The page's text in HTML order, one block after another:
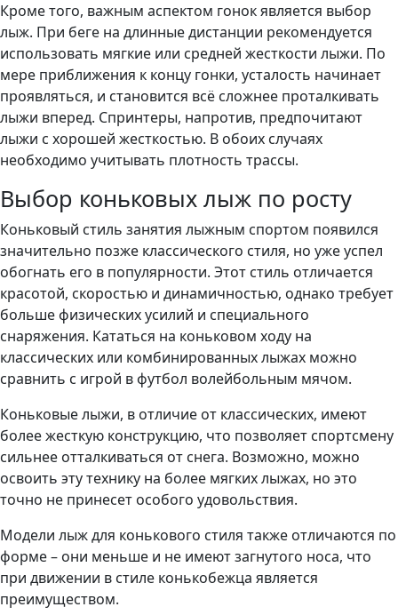
Кроме того, важным аспектом гонок является выбор
лыж. При беге на длинные дистанции рекомендуется
использовать мягкие или средней жесткости лыжи. По
мере приближения к концу гонки, усталость начинает
проявляться, и становится всё сложнее проталкивать
лыжи вперед. Спринтеры, напротив, предпочитают
лыжи с хорошей жесткостью. В обоих случаях
необходимо учитывать плотность трассы.
Выбор коньковых лыж по росту
Коньковый стиль занятия лыжным спортом появился
значительно позже классического стиля, но уже успел
обогнать его в популярности. Этот стиль отличается
красотой, скоростью и динамичностью, однако требует
больше физических усилий и специального
снаряжения. Кататься на коньковом ходу на
классических или комбинированных лыжах можно
сравнить с игрой в футбол волейбольным мячом.
Коньковые лыжи, в отличие от классических, имеют
более жесткую конструкцию, что позволяет спортсмену
сильнее отталкиваться от снега. Возможно, можно
освоить эту технику на более мягких лыжах, но это
точно не принесет особого удовольствия.
Модели лыж для конькового стиля также отличаются по
форме – они меньше и не имеют загнутого носа, что
при движении в стиле конькобежца является
преимуществом.